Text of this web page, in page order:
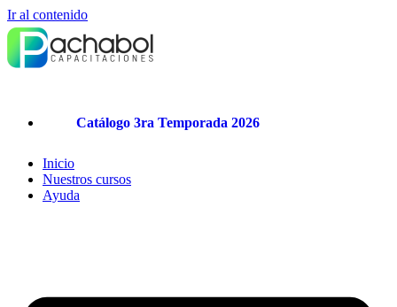
Ir al contenido
Catálogo 3ra Temporada 2026
Inicio
Nuestros cursos
Ayuda